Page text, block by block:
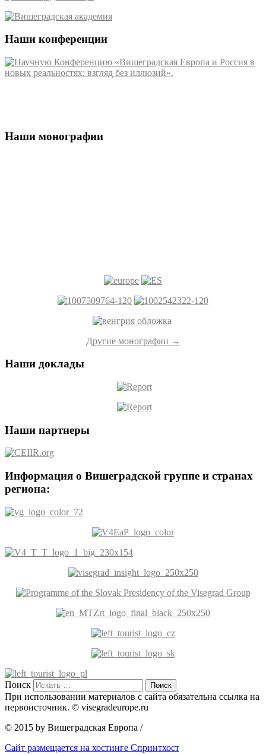
Наши конференции
Наши монографии
Другие монографии →
Наши доклады
Наши партнеры
Информация о Вишеградской группе и странах
региона:
Поиск
При использовании материалов с сайта обязательна ссылка на
первоисточник. © visegradeurope.ru
© 2015 by Вишеградская Европа /
Сайт размещается на хостинге Спринтхост